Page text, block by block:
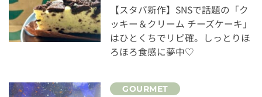
【スタバ新作】SNSで話題の「ク
ッキー＆クリーム チーズケーキ」
はひとくちでリピ確。しっとりほ
ろほろ食感に夢中♡